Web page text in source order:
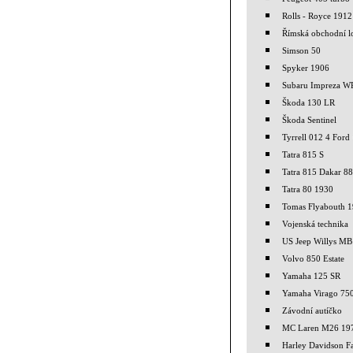
Rolls - Royce 1912
Římská obchodní
Simson 50
Spyker 1906
Subaru Impreza
Škoda 130 LR
Škoda Sentinel
Tyrrell 012 4 Ford
Tatra 815 S
Tatra 815 Dakar 88
Tatra 80 1930
Tomas Flyabouth
Vojenská technika
US Jeep Willys MB
Volvo 850 Estate
Yamaha 125 SR
Yamaha Virago
Závodní autíčko
MC Laren M26
Harley Davidson